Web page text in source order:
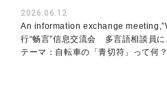
2026.06.12
An information exchange
行“畅言”信息交流会 多言語相談員
テーマ：自転車の「青切符」って何？